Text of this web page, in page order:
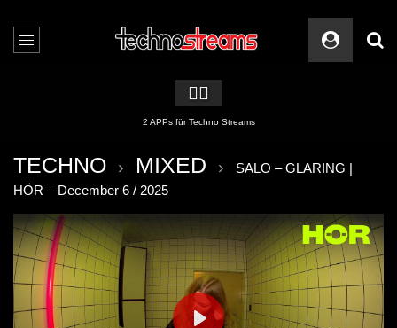
🏳️‍🌈
2 APPs für Techno Streams
TECHNO MIXED
SALO – GLARING |
HÖR – December 6 / 2025